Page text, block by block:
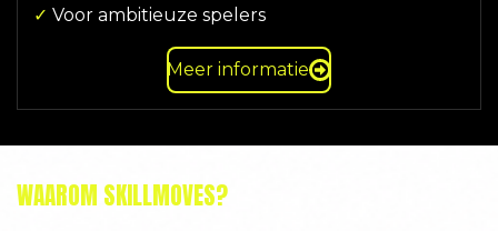
✓ Voor ambitieuze spelers
Meer informatie
WAAROM SKILLMOVES?